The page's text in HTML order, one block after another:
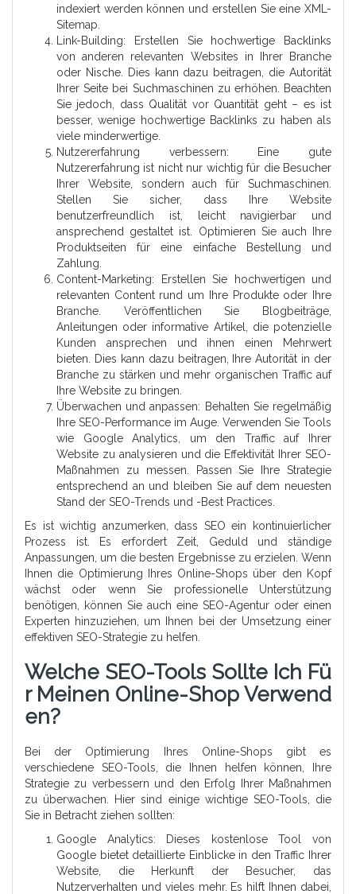
indexiert werden können und erstellen Sie eine XML-
Sitemap.
Link-Building: Erstellen Sie hochwertige Backlinks
von anderen relevanten Websites in Ihrer Branche
oder Nische. Dies kann dazu beitragen, die Autorität
Ihrer Seite bei Suchmaschinen zu erhöhen. Beachten
Sie jedoch, dass Qualität vor Quantität geht – es ist
besser, wenige hochwertige Backlinks zu haben als
viele minderwertige.
Nutzererfahrung verbessern: Eine gute
Nutzererfahrung ist nicht nur wichtig für die Besucher
Ihrer Website, sondern auch für Suchmaschinen.
Stellen Sie sicher, dass Ihre Website
benutzerfreundlich ist, leicht navigierbar und
ansprechend gestaltet ist. Optimieren Sie auch Ihre
Produktseiten für eine einfache Bestellung und
Zahlung.
Content-Marketing: Erstellen Sie hochwertigen und
relevanten Content rund um Ihre Produkte oder Ihre
Branche. Veröffentlichen Sie Blogbeiträge,
Anleitungen oder informative Artikel, die potenzielle
Kunden ansprechen und ihnen einen Mehrwert
bieten. Dies kann dazu beitragen, Ihre Autorität in der
Branche zu stärken und mehr organischen Traffic auf
Ihre Website zu bringen.
Überwachen und anpassen: Behalten Sie regelmäßig
Ihre SEO-Performance im Auge. Verwenden Sie Tools
wie Google Analytics, um den Traffic auf Ihrer
Website zu analysieren und die Effektivität Ihrer SEO-
Maßnahmen zu messen. Passen Sie Ihre Strategie
entsprechend an und bleiben Sie auf dem neuesten
Stand der SEO-Trends und -Best Practices.
Es ist wichtig anzumerken, dass SEO ein kontinuierlicher
Prozess ist. Es erfordert Zeit, Geduld und ständige
Anpassungen, um die besten Ergebnisse zu erzielen. Wenn
Ihnen die Optimierung Ihres Online-Shops über den Kopf
wächst oder wenn Sie professionelle Unterstützung
benötigen, können Sie auch eine SEO-Agentur oder einen
Experten hinzuziehen, um Ihnen bei der Umsetzung einer
effektiven SEO-Strategie zu helfen.
Welche SEO-Tools Sollte Ich Fü
R Meinen Online-Shop Verwend
En?
Bei der Optimierung Ihres Online-Shops gibt es
verschiedene SEO-Tools, die Ihnen helfen können, Ihre
Strategie zu verbessern und den Erfolg Ihrer Maßnahmen
zu überwachen. Hier sind einige wichtige SEO-Tools, die
Sie in Betracht ziehen sollten:
Google Analytics: Dieses kostenlose Tool von
Google bietet detaillierte Einblicke in den Traffic Ihrer
Website, die Herkunft der Besucher, das
Nutzerverhalten und vieles mehr. Es hilft Ihnen dabei,